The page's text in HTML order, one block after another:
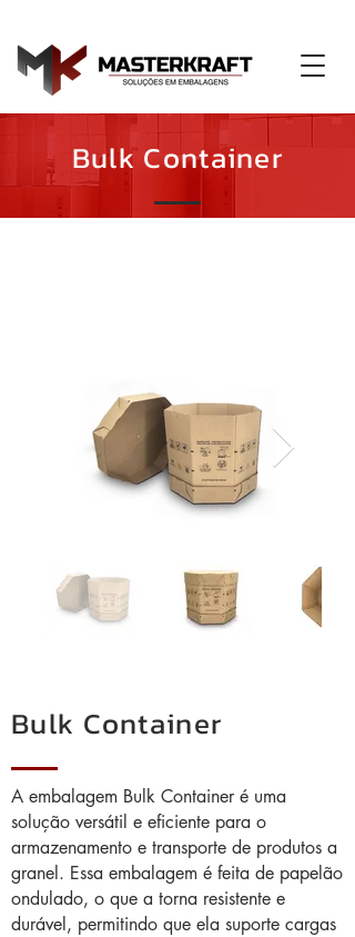
Bulk Container
Bulk Container
A embalagem Bulk Container é uma
solução versátil e eficiente para o
armazenamento e transporte de produtos a
granel. Essa embalagem é feita de papelão
ondulado, o que a torna resistente e
durável, permitindo que ela suporte cargas